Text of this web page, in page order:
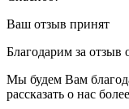
Ваш отзыв принят
Благодарим за
Мы будем Вам
рассказать о нас